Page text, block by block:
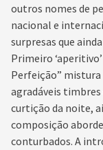
outros nomes de
nacional e
surpresas que
Primeiro
Perfeição” mistura
agradáveis timbres
curtição da noite,
composição
conturbados. A